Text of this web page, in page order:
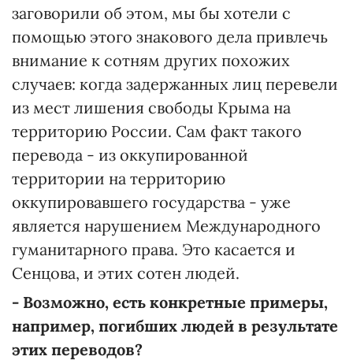
заговорили об этом, мы бы хотели с
помощью этого знакового дела привлечь
внимание к сотням других похожих
случаев: когда задержанных лиц перевели
из мест лишения свободы Крыма на
территорию России. Сам факт такого
перевода - из оккупированной
территории на территорию
оккупировавшего государства - уже
является нарушением Международного
гуманитарного права. Это касается и
Сенцова, и этих сотен людей.
- Возможно, есть конкретные примеры,
например, погибших людей в результате
этих переводов?